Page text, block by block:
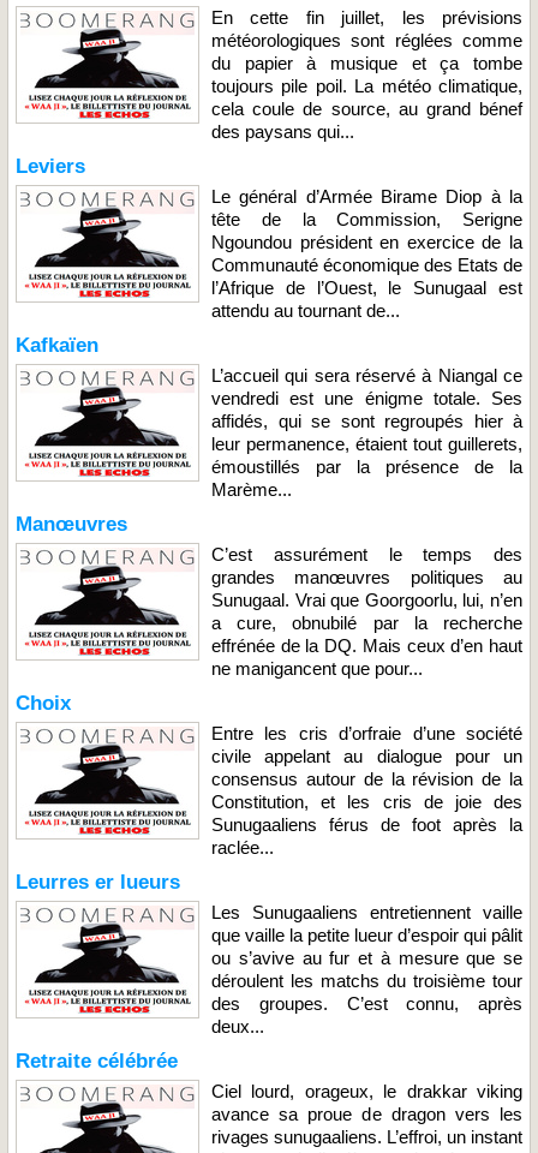
En cette fin juillet, les prévisions
météorologiques sont réglées comme
du papier à musique et ça tombe
toujours pile poil. La météo climatique,
cela coule de source, au grand bénef
des paysans qui...
Leviers
Le général d’Armée Birame Diop à la
tête de la Commission, Serigne
Ngoundou président en exercice de la
Communauté économique des Etats de
l’Afrique de l’Ouest, le Sunugaal est
attendu au tournant de...
Kafkaïen
L’accueil qui sera réservé à Niangal ce
vendredi est une énigme totale. Ses
affidés, qui se sont regroupés hier à
leur permanence, étaient tout guillerets,
émoustillés par la présence de la
Marème...
Manœuvres
C’est assurément le temps des
grandes manœuvres politiques au
Sunugaal. Vrai que Goorgoorlu, lui, n’en
a cure, obnubilé par la recherche
effrénée de la DQ. Mais ceux d’en haut
ne manigancent que pour...
Choix
Entre les cris d’orfraie d’une société
civile appelant au dialogue pour un
consensus autour de la révision de la
Constitution, et les cris de joie des
Sunugaaliens férus de foot après la
raclée...
Leurres er lueurs
Les Sunugaaliens entretiennent vaille
que vaille la petite lueur d’espoir qui pâlit
ou s’avive au fur et à mesure que se
déroulent les matchs du troisième tour
des groupes. C’est connu, après
deux...
Retraite célébrée
Ciel lourd, orageux, le drakkar viking
avance sa proue de dragon vers les
rivages sunugaaliens. L’effroi, un instant